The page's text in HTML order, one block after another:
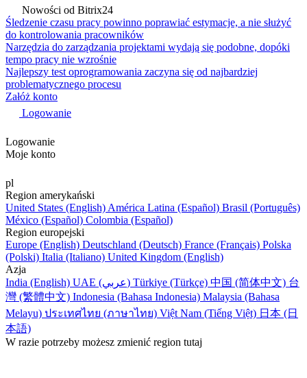
Nowości od Bitrix24
Śledzenie czasu pracy powinno poprawiać estymacje, a nie służyć
do kontrolowania pracowników
Narzędzia do zarządzania projektami wydają się podobne, dopóki
tempo pracy nie wzrośnie
Najlepszy test oprogramowania zaczyna się od najbardziej
problematycznego procesu
Załóż konto
Logowanie
Logowanie
Moje konto
pl
Region amerykański
United States (English) América Latina (Español) Brasil (Português)
México (Español) Colombia (Español)
Region europejski
Europe (English) Deutschland (Deutsch) France (Français) Polska
(Polski) Italia (Italiano) United Kingdom (English)
Azja
India (English)
UAE (عربي) Türkiye (Türkçe) 中国 (简体中文) 台
灣 (繁體中文) Indonesia (Bahasa Indonesia) Malaysia (Bahasa
Melayu) ประเทศไทย (ภาษาไทย) Việt Nam (Tiếng Việt) 日本 (日
本語)
W razie potrzeby możesz zmienić region tutaj